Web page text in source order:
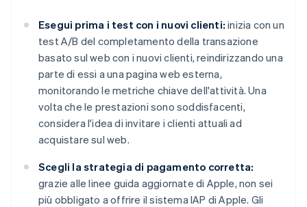
Esegui prima i test con i nuovi clienti: inizia con un
test A/B del completamento della transazione
basato sul web con i nuovi clienti, reindirizzando una
parte di essi a una pagina web esterna,
monitorando le metriche chiave dell'attività. Una
volta che le prestazioni sono soddisfacenti,
considera l'idea di invitare i clienti attuali ad
acquistare sul web.
Scegli la strategia di pagamento corretta:
grazie alle linee guida aggiornate di Apple, non sei
più obbligato a offrire il sistema IAP di Apple. Gli